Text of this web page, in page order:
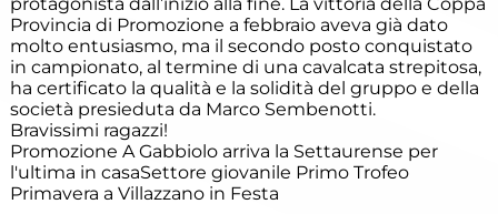
Provincia di Promozione a febbraio aveva già dato
molto entusiasmo, ma il secondo posto conquistato
in campionato, al termine di una cavalcata strepitosa,
ha certificato la qualità e la solidità del gruppo e della
società presieduta da Marco Sembenotti.
Bravissimi ragazzi!
Promozione A Gabbiolo arriva la Settaurense per
l'ultima in casaSettore giovanile Primo Trofeo
Primavera a Villazzano in Festa
Esordienti
Esordienti
A
Villazzano
Esordienti
B
Villazzano